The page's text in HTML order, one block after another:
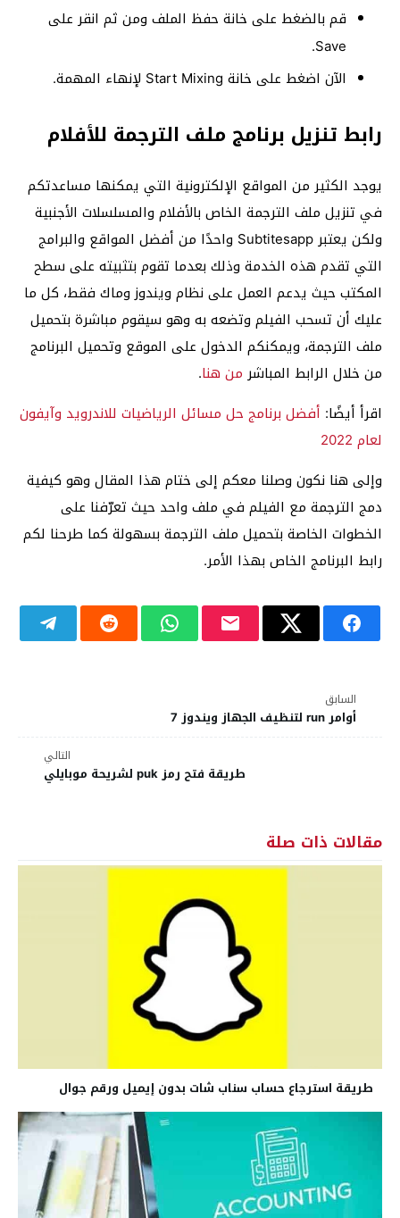
قم بالضغط على خانة حفظ الملف ومن ثم انقر على
Save.
الآن اضغط على خانة Start Mixing لإنهاء المهمة.
رابط تنزيل برنامج ملف الترجمة للأفلام
يوجد الكثير من المواقع الإلكترونية التي يمكنها مساعدتكم
في تنزيل ملف الترجمة الخاص بالأفلام والمسلسلات الأجنبية
ولكن يعتبر Subtitesapp واحدًا من أفضل المواقع والبرامج
التي تقدم هذه الخدمة وذلك بعدما تقوم بتثبيته على سطح
المكتب حيث يدعم العمل على نظام ويندوز وماك فقط، كل ما
عليك أن تسحب الفيلم وتضعه به وهو سيقوم مباشرة بتحميل
ملف الترجمة، ويمكنكم الدخول على الموقع وتحميل البرنامج
من خلال الرابط المباشر من هنا.
اقرأ أيضًا: أفضل برنامج حل مسائل الرياضيات للاندرويد وآيفون
لعام 2022
وإلى هنا نكون وصلنا معكم إلى ختام هذا المقال وهو كيفية
دمج الترجمة مع الفيلم في ملف واحد حيث تعرّفنا على
الخطوات الخاصة بتحميل ملف الترجمة بسهولة كما طرحنا لكم
رابط البرنامج الخاص بهذا الأمر.
السابق
أوامر run لتنظيف الجهاز ويندوز 7
التالي
طريقة فتح رمز puk لشريحة موبايلي
مقالات ذات صلة
طريقة استرجاع حساب سناب شات بدون إيميل ورقم جوال